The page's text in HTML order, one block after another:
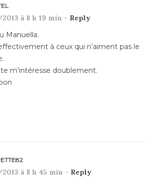
à 8 h 19 min - Reply
Manuella.
à ceux qui n’aiment pas le
m’intéresse doublement.
à 8 h 45 min - Reply